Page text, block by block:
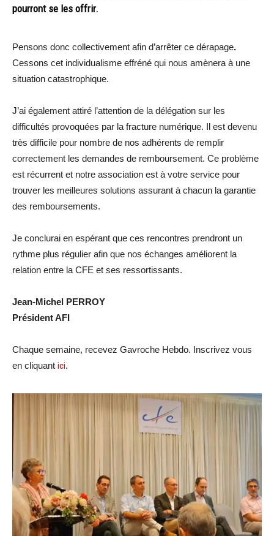
pourront se les offrir.
Pensons donc collectivement afin d’arrêter ce dérapage.
Cessons cet individualisme effréné qui nous amènera à une
situation catastrophique.
J’ai également attiré l’attention de la délégation sur les
difficultés provoquées par la fracture numérique. Il est devenu
très difficile pour nombre de nos adhérents de remplir
correctement les demandes de remboursement. Ce problème
est récurrent et notre association est à votre service pour
trouver les meilleures solutions assurant à chacun la garantie
des remboursements.
Je conclurai en espérant que ces rencontres prendront un
rythme plus régulier afin que nos échanges améliorent la
relation entre la CFE et ses ressortissants.
Jean-Michel PERROY
Président AFI
Chaque semaine, recevez Gavroche Hebdo. Inscrivez vous
en cliquant ici.